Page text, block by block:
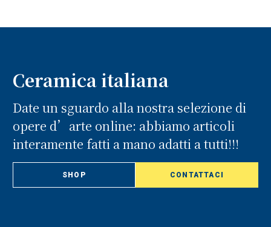
Ceramica italiana
Date un sguardo alla nostra selezione di
opere d’arte online: abbiamo articoli
interamente fatti a mano adatti a tutti!!!
SHOP CONTATTACI